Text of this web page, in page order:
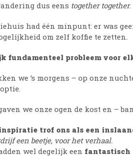
dus eens together together.
had één minpunt: er was
om zelf koffie te zetten.
fundamenteel probleem voor
we ‘s morgens – op onze
we onze ogen de kost en –
trof ons als een
een beetje, voor het verhaal.
wel degelijk een fantastisch